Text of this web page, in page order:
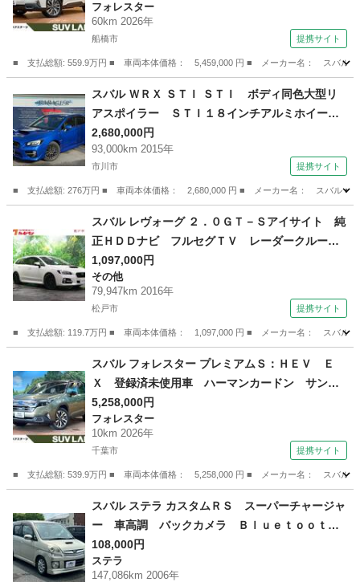
１型ナビ 全周囲カメラ スマートリアビューミ
ラー 茶革シート シートエアコン ＡＣ１００
フォレスター
60km 2026年
船橋市 提携サイト
■ 支払総額: 559.9万円 ■ 車両本体価格： 5,459,000 円 ■ メーカー名： スバル
フォレスター
スバル ＷＲＸ ＳＴＩ ＳＴＩ ボディ同色大型リ
アスポイラー ＳＴＩ１８インチアルミホイール
（検10.2）
2,680,000円
93,000km 2015年
市川市 提携サイト
■ 支払総額: 276万円 ■ 車両本体価格： 2,680,000 円 ■ メーカー名： スバル ■
スバル
スバル レヴォーグ ２．０ＧＴ－Ｓアイサイト 純
正ＨＤＤナビ フルセグＴＶ レーダークルー
ズ ブラインドスポットモニター ＳＴＩ１８イ
ンチ ハーフレザー ＬＥＤ 純正エアロ アイ
サイト ＬＫＡ パワーシート ウインカーミラ
1,097,000円
その他
79,947km 2016年
松戸市 提携サイト
■ 支払総額: 119.7万円 ■ 車両本体価格： 1,097,000 円 ■ メーカー名： スバル
その他
スバル フォレスター プレミアムＳ：ＨＥＶ Ｅ
Ｘ 登録済未使用車 ハーマンカードン サンル
ーフ １１型ナビ 全周囲カメラ ブラウンナッ
パレザーシート スマートリアビューミラー ア
イサイトセーフティプラス レーダークルーズ
5,258,000円
フォレスター
10km 2026年
千葉市 提携サイト
■ 支払総額: 539.9万円 ■ 車両本体価格： 5,258,000 円 ■ メーカー名： スバ
フォレスター
スバル ステラ カスタムＲＳ スーパーチャージャ
ー 車高調 バックカメラ Ｂｌｕｅｔｏｏｔ
ｈ タイベル交換歴あり （検10.7）
108,000円
ステラ
147,086km 2006年